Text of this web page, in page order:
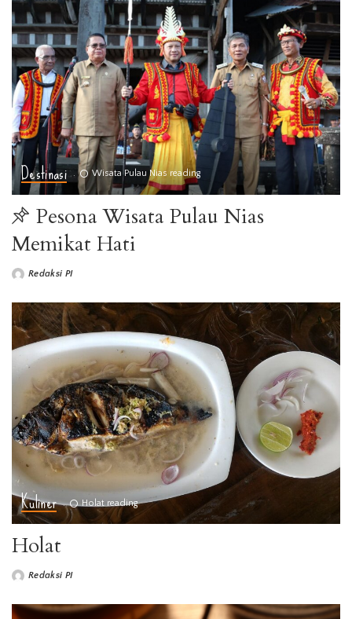
Destinasi Wisata Pulau Nias reading
Pesona Wisata Pulau Nias
Memikat Hati
Redaksi PI
Kuliner Holat reading
Holat
Redaksi PI